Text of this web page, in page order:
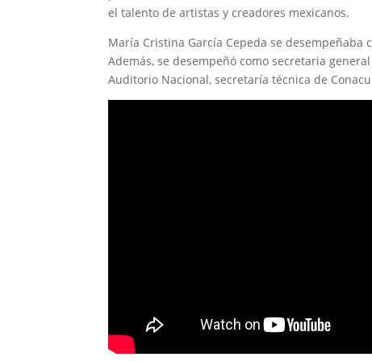
el talento de artistas y creadores mexicanos.
María Cristina García Cepeda se
Además, se desempeñó como secretaria
Auditorio Nacional, secretaría técnica de